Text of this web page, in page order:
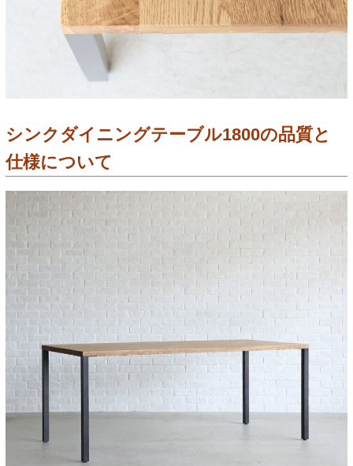
シンクダイニングテーブル1800の品質と
仕様について